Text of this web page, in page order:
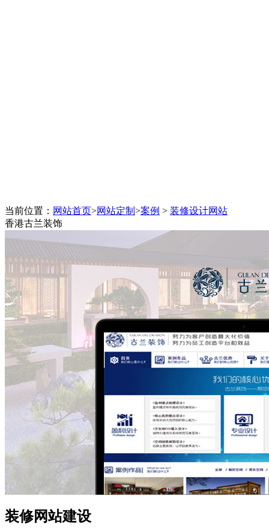
程序终身维护,一对一技术跟踪
当前位置： 网站首页>网站定制 >案例 > 装修设计网站
香港古兰装饰
装修网站建设